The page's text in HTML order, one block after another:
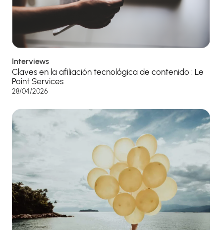
Interviews
Claves en la afiliación tecnológica de contenido : Le
Point Services
28/04/2026